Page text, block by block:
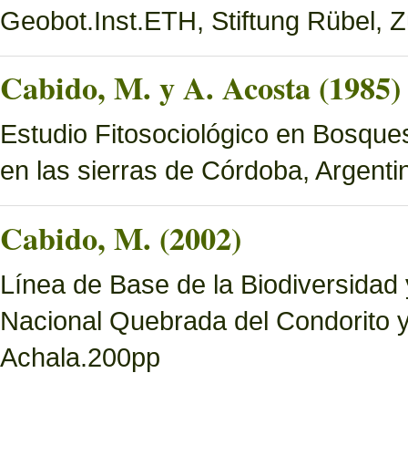
Geobot.Inst.ETH, Stiftung Rübel,
Cabido, M. y A. Acosta (1985)
Estudio Fitosociológico en
en las sierras de Córdoba,
Cabido, M. (2002)
Línea de Base de la
Nacional Quebrada del Condorito
Achala.200pp